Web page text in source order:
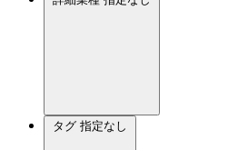
タグ 指定なし